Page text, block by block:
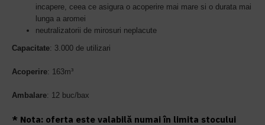
incapere, ceea ce asigura o acoperire mai mare si o durata mai
lunga a aromei
neutralizatorii de mirosuri neplacute
Capacitate: 3.000 de utilizari
Acoperire: 163m³
Ambalare: 12 buc/bax
* Nota: oferta este valabilă numai în limita stocului